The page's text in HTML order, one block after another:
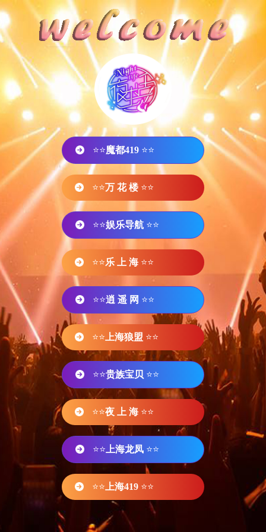
⭐⭐魔都419 ⭐⭐
⭐⭐万 花 楼 ⭐⭐
⭐⭐娱乐导航 ⭐⭐
⭐⭐乐 上 海 ⭐⭐
⭐⭐逍 遥 网 ⭐⭐
⭐⭐ 上海狼盟 ⭐⭐
⭐⭐贵族宝贝 ⭐⭐
⭐⭐夜 上 海 ⭐⭐
⭐⭐ 上海龙凤 ⭐⭐
⭐⭐ 上海419 ⭐⭐